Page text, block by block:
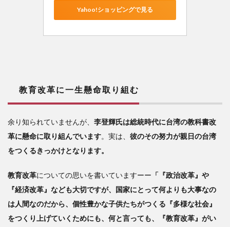
Yahoo!ショッピングで見る
教育改革に一生懸命取り組む
余り知られていませんが、 李登輝氏は総統時代に台湾の教科書改
革に懸命に取り組んでいます。実は、 彼のその努力が親日の台湾
をつくるきっかけとなります。
教育改革についての思いを書いていますーー 「『政治改革』や
『経済改革』なども大切ですが、国家にとって何よりも大事なの
は人間なのだから、個性豊かな子供たちがつくる『多様な社会』
をつくり上げていくためにも、何と言っても、『教育改革』がい